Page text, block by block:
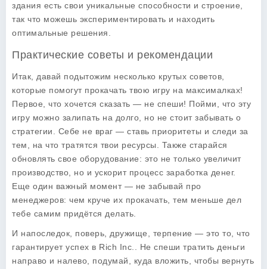
здания есть свои уникальные способности и строение,
так что можешь экспериментировать и находить
оптимальные решения.
Практические советы и рекомендации
Итак, давай подытожим несколько крутых советов,
которые помогут прокачать твою игру на максималках!
Первое, что хочется сказать — не спеши! Пойми, что эту
игру можно залипать на долго, но не стоит забывать о
стратегии. Себе не враг — ставь приоритеты и следи за
тем, на что тратятся твои ресурсы. Также старайся
обновлять свое оборудование: это не только увеличит
производство, но и ускорит процесс заработка денег.
Еще один важный момент — не забывай про
менеджеров: чем круче их прокачать, тем меньше дел
тебе самим придётся делать.
И напоследок, поверь, дружище, терпение — это то, что
гарантирует успех в Rich Inc.
. Не спеши тратить деньги
направо и налево, подумай, куда вложить, чтобы вернуть